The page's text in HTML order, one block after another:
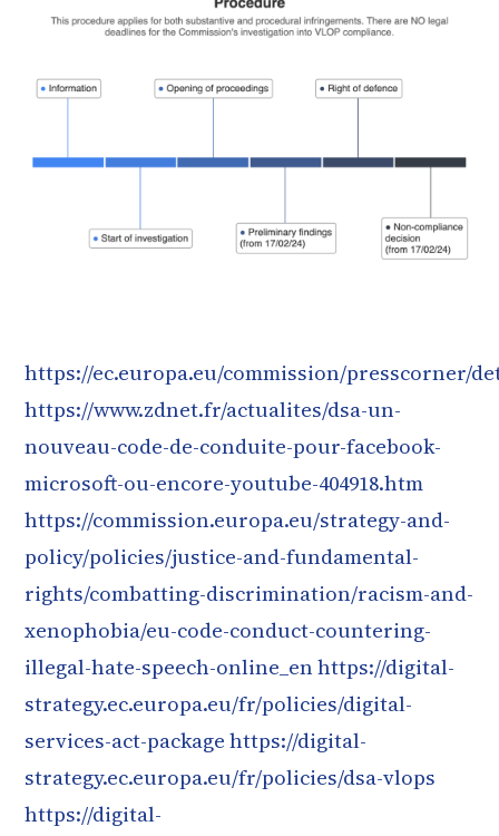
https://ec.europa.eu/commission/presscorner/
https://www.zdnet.fr/actualites/dsa-un-
nouveau-code-de-conduite-pour-facebook-
microsoft-ou-encore-youtube-404918.htm
https://commission.europa.eu/strategy-and-
policy/policies/justice-and-fundamental-
rights/combatting-discrimination/racism-and-
xenophobia/eu-code-conduct-countering-
illegal-hate-speech-online_en https://digital-
strategy.ec.europa.eu/fr/policies/digital-
services-act-package https://digital-
strategy.ec.europa.eu/fr/policies/dsa-vlops
https://digital-